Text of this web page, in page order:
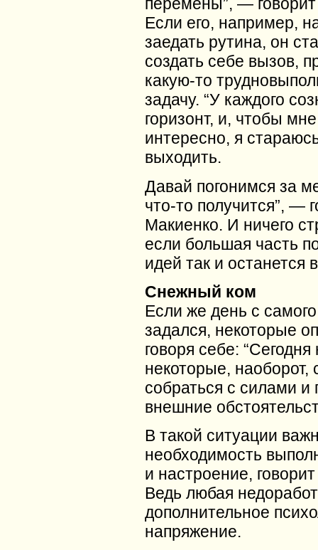
перемены”, —
Если его, например,
заедать рутина, он
создать себе вызов,
какую-то
задачу. “У каждого
горизонт, и, чтобы
интересно, я
выходить.
Давай погонимся за
что-то получится”, —
Макиенко. И ничего
если большая часть
идей так и останется
Снежный ком
Если же день с
задался, некоторые
говоря себе: “Сегодня
некоторые, наоборот,
собраться с силами и
внешние
В такой ситуации
необходимость
и настроение,
Ведь любая
дополнительное
напряжение.